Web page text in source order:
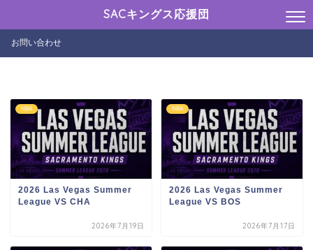
SACキングス応援団
お問い合わせ
NBA
2026 Las Vegas Summer
League VS CHA
2026年7月19日
NBA
2026 Las Vegas Summer
League VS BOS
2026年7月17日